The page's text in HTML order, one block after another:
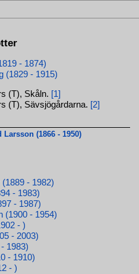
- 1874)
(1829 - 1915)
(T), Skåln. [1]
(T), Sävsjögårdarna. [2]
Larsson (1866 - 1950)
- 1982)
- 1983)
- 1987)
(1900 - 1954)
- )
- 2003)
1983)
- 1910)
- )